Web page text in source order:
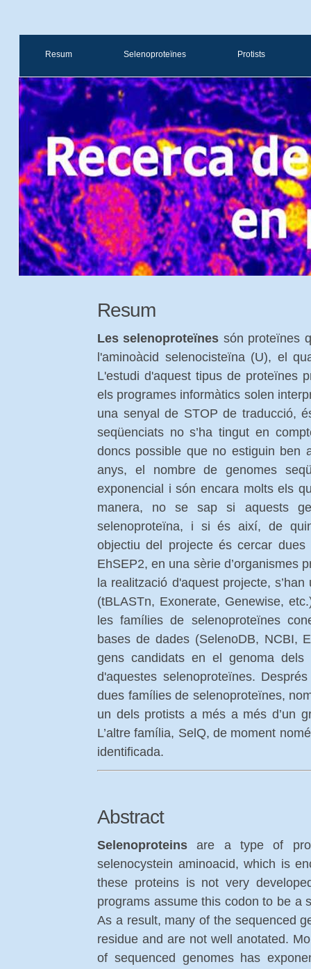
Resum Selenoproteïnes Protists
Resum
Les selenoproteïnes són proteïnes
l'aminoàcid selenocisteïna (U), el
L'estudi d'aquest tipus de proteïnes
els programes informàtics solen
una senyal de STOP de traducció,
seqüenciats no s’ha tingut en
doncs possible que no estiguin ben
anys, el nombre de genomes
exponencial i són encara molts els
manera, no se sap si aquests
selenoproteïna, i si és així, de
objectiu del projecte és cercar
EhSEP2, en una sèrie d’organismes
la realització d'aquest projecte,
(tBLASTn, Exonerate, Genewise,
les famílies de selenoproteïnes
bases de dades (SelenoDB, NCBI,
gens candidats en el genoma dels
d'aquestes selenoproteïnes.
dues famílies de selenoproteïnes,
un dels protists a més a més d’un
L’altre família, SelQ, de moment
identificada.
Abstract
Selenoproteins are a type of
selenocystein aminoacid, which is
these proteins is not very
programs assume this codon to be a
As a result, many of the sequenced
residue and are not well anotated.
of sequenced genomes has